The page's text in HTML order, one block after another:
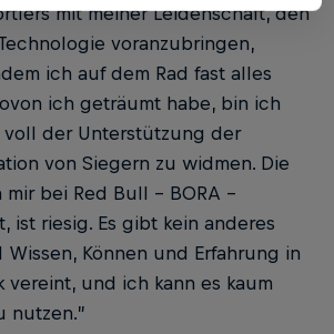
mit meiner Leidenschaft, den
voranzubringen,
ich auf dem Rad fast alles
ich geträumt habe, bin ich
der Unterstützung der
von Siegern zu widmen. Die
mir bei Red Bull - BORA -
ist riesig. Es gibt kein anderes
Wissen, Können und Erfahrung in
vereint, und ich kann es kaum
nutzen.”